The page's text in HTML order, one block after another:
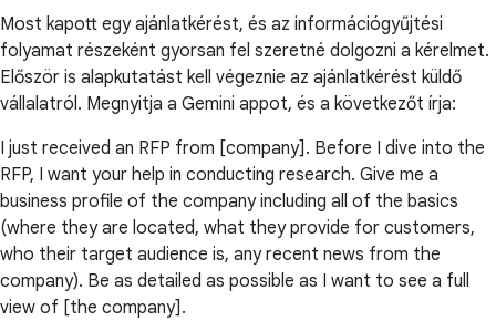
Most kapott egy ajánlatkérést, és az információgyűjtési
folyamat részeként gyorsan fel szeretné dolgozni a kérelmet.
Először is alapkutatást kell végeznie az ajánlatkérést küldő
vállalatról. Megnyitja a Gemini appot, és a következőt írja:
I just received an RFP from [company]. Before I dive into the
RFP, I want your help in conducting research. Give me a
business profile of the company including all of the basics
(where they are located, what they provide for customers,
who their target audience is, any recent news from the
company). Be as detailed as possible as I want to see a full
view of [the company].